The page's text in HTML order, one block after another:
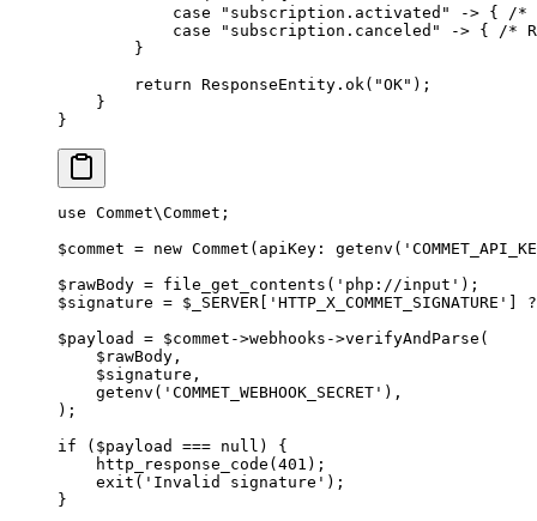
            case
"subscription.activated" -> { /*
            case
"subscription.canceled" -> { /*
        }
        return
ResponseEntity. ok( "OK" );
    }
}
use Commet\Commet ;
$commet = new Commet ( apiKey : getenv (
$rawBody = file_get_contents ( 'php://input' );
$signature = $_SERVER[ 'HTTP_X_COMMET_SIGNATURE'
$payload = $commet ->webhooks ->verifyAndParse (
    $rawBody,
    $signature,
    getenv
( 'COMMET_WEBHOOK_SECRET' ),
);
if ($payload === null ) {
    http_response_code
( 401 );
    exit
( 'Invalid signature' );
}